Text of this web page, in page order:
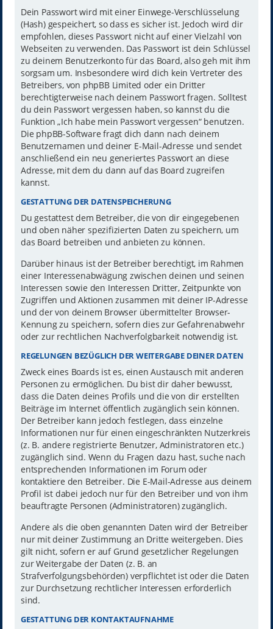
Dein Passwort wird mit einer Einwege-Verschlüsselung
(Hash) gespeichert, so dass es sicher ist. Jedoch wird dir
empfohlen, dieses Passwort nicht auf einer Vielzahl von
Webseiten zu verwenden. Das Passwort ist dein Schlüssel
zu deinem Benutzerkonto für das Board, also geh mit ihm
sorgsam um. Insbesondere wird dich kein Vertreter des
Betreibers, von phpBB Limited oder ein Dritter
berechtigterweise nach deinem Passwort fragen. Solltest
du dein Passwort vergessen haben, so kannst du die
Funktion „Ich habe mein Passwort vergessen“ benutzen.
Die phpBB-Software fragt dich dann nach deinem
Benutzernamen und deiner E-Mail-Adresse und sendet
anschließend ein neu generiertes Passwort an diese
Adresse, mit dem du dann auf das Board zugreifen
kannst.
GESTATTUNG DER DATENSPEICHERUNG
Du gestattest dem Betreiber, die von dir eingegebenen
und oben näher spezifizierten Daten zu speichern, um
das Board betreiben und anbieten zu können.
Darüber hinaus ist der Betreiber berechtigt, im Rahmen
einer Interessenabwägung zwischen deinen und seinen
Interessen sowie den Interessen Dritter, Zeitpunkte von
Zugriffen und Aktionen zusammen mit deiner IP-Adresse
und der von deinem Browser übermittelter Browser-
Kennung zu speichern, sofern dies zur Gefahrenabwehr
oder zur rechtlichen Nachverfolgbarkeit notwendig ist.
REGELUNGEN BEZÜGLICH DER WEITERGABE DEINER DATEN
Zweck eines Boards ist es, einen Austausch mit anderen
Personen zu ermöglichen. Du bist dir daher bewusst,
dass die Daten deines Profils und die von dir erstellten
Beiträge im Internet öffentlich zugänglich sein können.
Der Betreiber kann jedoch festlegen, dass einzelne
Informationen nur für einen eingeschränkten Nutzerkreis
(z. B. andere registrierte Benutzer, Administratoren etc.)
zugänglich sind. Wenn du Fragen dazu hast, suche nach
entsprechenden Informationen im Forum oder
kontaktiere den Betreiber. Die E-Mail-Adresse aus deinem
Profil ist dabei jedoch nur für den Betreiber und von ihm
beauftragte Personen (Administratoren) zugänglich.
Andere als die oben genannten Daten wird der Betreiber
nur mit deiner Zustimmung an Dritte weitergeben. Dies
gilt nicht, sofern er auf Grund gesetzlicher Regelungen
zur Weitergabe der Daten (z. B. an
Strafverfolgungsbehörden) verpflichtet ist oder die Daten
zur Durchsetzung rechtlicher Interessen erforderlich
sind.
GESTATTUNG DER KONTAKTAUFNAHME